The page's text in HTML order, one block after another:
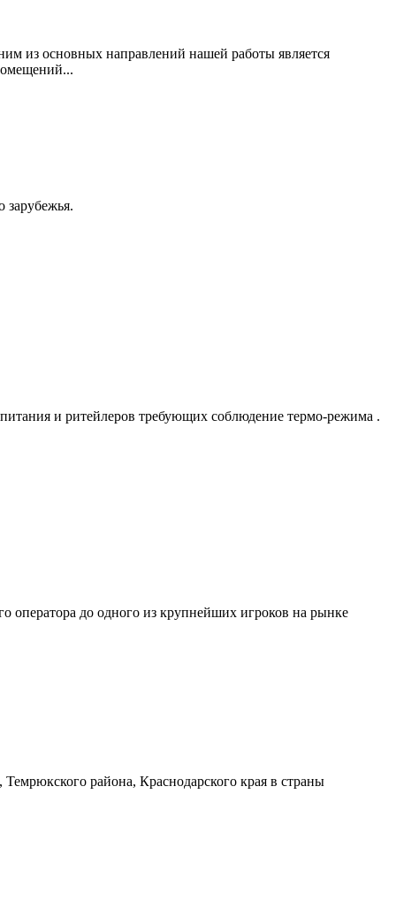
из основных направлений нашей работы является
и ритейлеров требующих соблюдение термо-режима .
оператора до одного из крупнейших игроков на рынке
района, Краснодарского края в страны